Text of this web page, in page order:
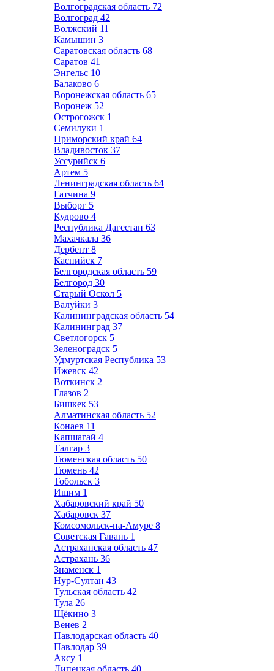
Волгоградская область 72
Волгоград 42
Волжский 11
Камышин 3
Саратовская область 68
Саратов 41
Энгельс 10
Балаково 6
Воронежская область 65
Воронеж 52
Острогожск 1
Семилуки 1
Приморский край 64
Владивосток 37
Уссурийск 6
Артем 5
Ленинградская область 64
Гатчина 9
Выборг 5
Кудрово 4
Республика Дагестан 63
Махачкала 36
Дербент 8
Каспийск 7
Белгородская область 59
Белгород 30
Старый Оскол 5
Валуйки 3
Калининградская область 54
Калининград 37
Светлогорск 5
Зеленоградск 5
Удмуртская Республика 53
Ижевск 42
Воткинск 2
Глазов 2
Бишкек 53
Алматинская область 52
Конаев 11
Капшагай 4
Талгар 3
Тюменская область 50
Тюмень 42
Тобольск 3
Ишим 1
Хабаровский край 50
Хабаровск 37
Комсомольск-на-Амуре 8
Советская Гавань 1
Астраханская область 47
Астрахань 36
Знаменск 1
Нур-Султан 43
Тульская область 42
Тула 26
Щёкино 3
Венев 2
Павлодарская область 40
Павлодар 39
Аксу 1
Липецкая область 40